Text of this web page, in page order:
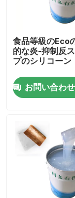
シリコーン ゴ
シリコーン イ
浮彫りになる
液体の形成の
ソックスのシ
熱伝達の印刷
食品等級のEco
的な炎-抑制反
プのシリコーン
お問い合わ